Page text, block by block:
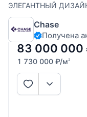
ЭЛЕГАНТНЫЙ
историческом и
респектабельном
Планировкой
кухня-гостиная 20
Chase
Получена
83 000 000
1 730 000 ₽/м2